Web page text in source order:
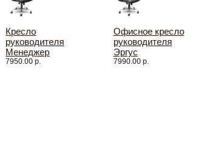
Кресло
руководителя
Менеджер
7950.00 р.
Офисное кресло
руководителя
Эргус
7990.00 р.